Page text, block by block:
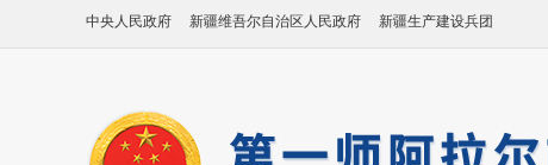
中央人民政府 新疆维吾尔自治区人民政府 新疆生产建设兵团